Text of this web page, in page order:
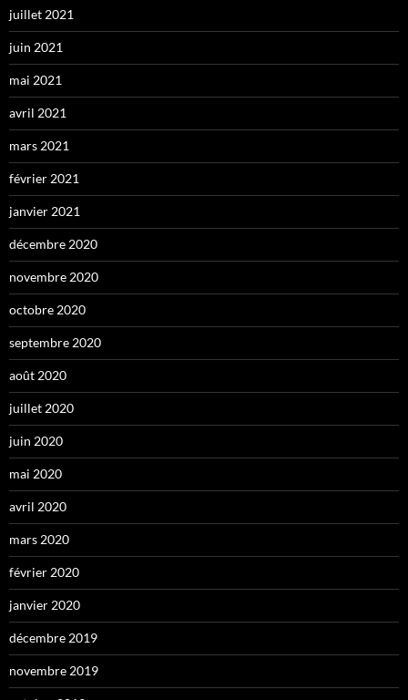
juillet 2021
juin 2021
mai 2021
avril 2021
mars 2021
février 2021
janvier 2021
décembre 2020
novembre 2020
octobre 2020
septembre 2020
août 2020
juillet 2020
juin 2020
mai 2020
avril 2020
mars 2020
février 2020
janvier 2020
décembre 2019
novembre 2019